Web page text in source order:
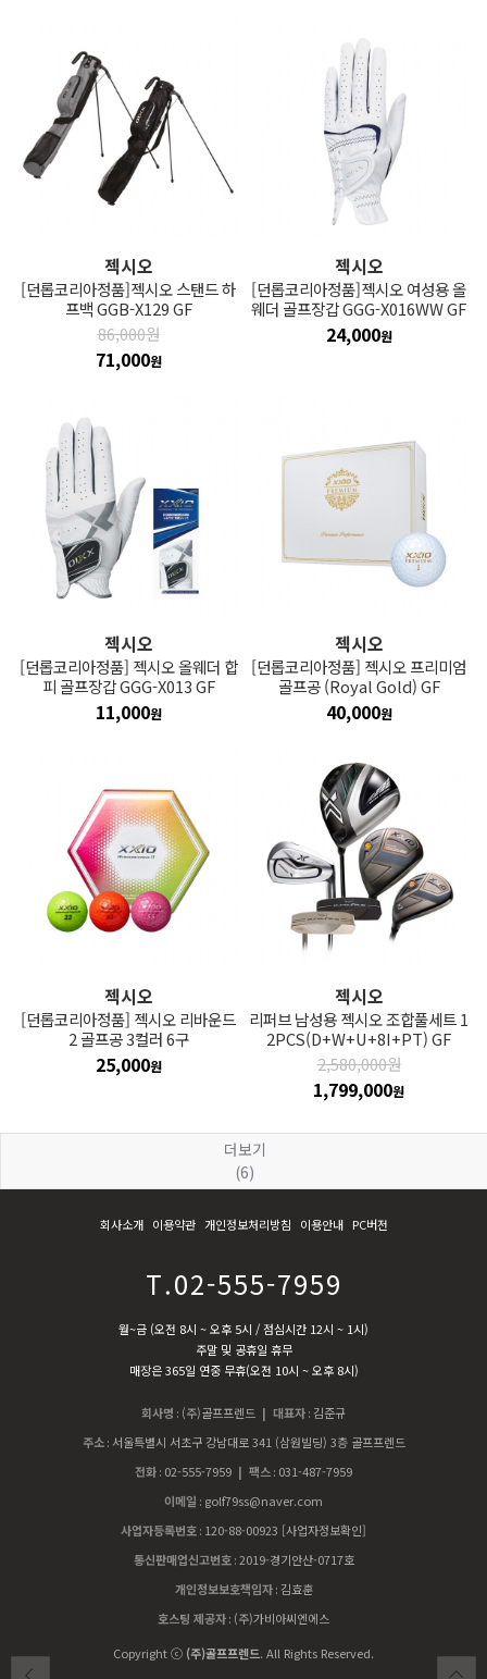
젝시오
[던롭코리아정품]젝시오 스탠드 하
프백 GGB-X129 GF
86,000원
71,000원
젝시오
[던롭코리아정품]젝시오 여성용 올
웨더 골프장갑 GGG-X016WW GF
24,000원
젝시오
[던롭코리아정품] 젝시오 올웨더 합
피 골프장갑 GGG-X013 GF
11,000원
젝시오
[던롭코리아정품] 젝시오 프리미엄
골프공 (Royal Gold) GF
40,000원
젝시오
[던롭코리아정품] 젝시오 리바운드
2 골프공 3컬러 6구
25,000원
젝시오
리퍼브 남성용 젝시오 조합풀세트 1
2PCS(D+W+U+8I+PT) GF
2,580,000원
1,799,000원
더보기
(6)
회사소개 이용약관 개인정보처리방침 이용안내 PC버전
T.02-555-7959
월~금 (오전 8시 ~ 오후 5시 / 점심시간 12시 ~ 1시)
주말 및 공휴일 휴무
매장은 365일 연중 무휴(오전 10시 ~ 오후 8시)
회사명 : (주)골프프렌드 | 대표자: 김준규
주소 : 서울특별시 서초구 강남대로 341 (삼원빌딩) 3층 골프프렌드
전화: 02-555-7959 | 팩스: 031-487-7959
이메일 : golf79ss@naver.com
사업자등록번호: 120-88-00923 [사업자정보확인]
통신판매업신고번호 :2019-경기안산-0717호
개인정보보호책임자 : 김효훈
호스팅 제공자: (주)가비아씨엔에스
Copyright ⓒ (주)골프프렌드. All Rights Reserved.